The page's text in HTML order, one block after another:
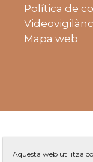
Política de
Mapa web
Aquesta web utilitza